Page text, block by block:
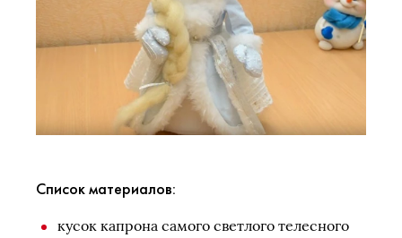
Список материалов:
кусок капрона самого светлого телесного